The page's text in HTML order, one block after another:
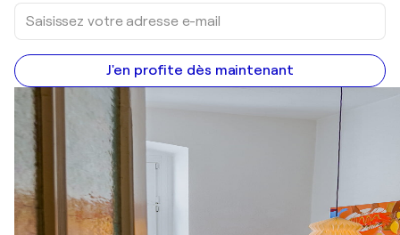
J'en profite dès maintenant